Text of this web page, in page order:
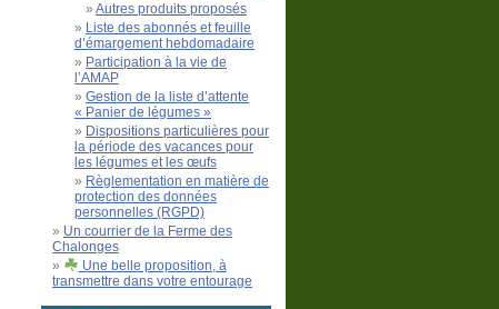
Autres produits proposés
Liste des abonnés et feuille
d’émargement hebdomadaire
Participation à la vie de
l’AMAP
Gestion de la liste d’attente
« Panier de légumes »
Dispositions particulières pour
la période des vacances pour
les légumes et les œufs
Règlementation en matière de
protection des données
personnelles (RGPD)
Un courrier de la Ferme des
Chalonges
Une belle proposition, à
transmettre dans votre entourage